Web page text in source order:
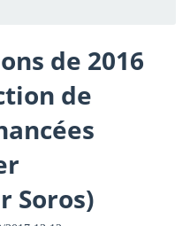
de 2016
de
Soros)